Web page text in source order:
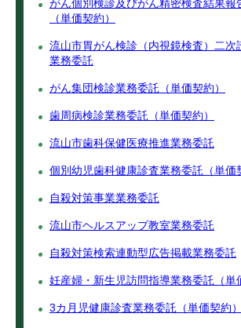
がん個別検診及びがん精密検査結果報
（単価契約）
流山市胃がん検診（内視鏡検査）二次
業務委託
がん集団検診業務委託（単価契約）
歯周病検診業務委託（単価契約）
流山市歯科保健医療推進業務委託
個別幼児歯科健康診査業務委託（単価
自殺対策事業業務委託
流山市ヘルスアップ教室業務委託
自殺対策検索連動型広告掲載業務委託
妊産婦・新生児訪問指導業務委託（単
3カ月児健康診査業務委託（単価契約）